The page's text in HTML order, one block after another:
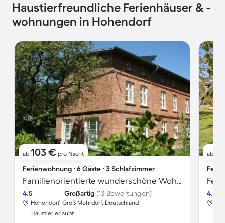
Haustierfreundliche Ferienhäuser & -
wohnungen in Hohendorf
ab 103 € pro Nacht
Ferienwohnung ∙ 6 Gäste ∙ 3 Schlafzimmer
Familienorientierte wunderschöne Wohnung mit Garten und Grill | Haustiere erlaubt
4.5 Großartig (13 Bewertungen)
Hohendorf, Groß Mohrdorf, Deutschland
Haustier erlaubt
ab
4.2